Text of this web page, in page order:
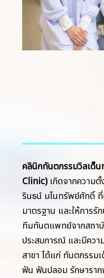
คลินิกทันตกรรมวิลเด็
Clinic)เกิดจากความ
รินธน์ มโนทรัพย์ศักดิ์
มาตรฐาน และให้การ
ทีมทันตแพทย์จากสถา
ประสบการณ์ และมีควา
สาขา ได้แก่ ทันตกรรม
ฟัน ฟันปลอม รักษารา